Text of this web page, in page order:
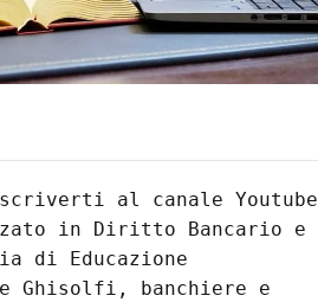
al canale Youtube
in Diritto Bancario e
di Educazione
Ghisolfi, banchiere e